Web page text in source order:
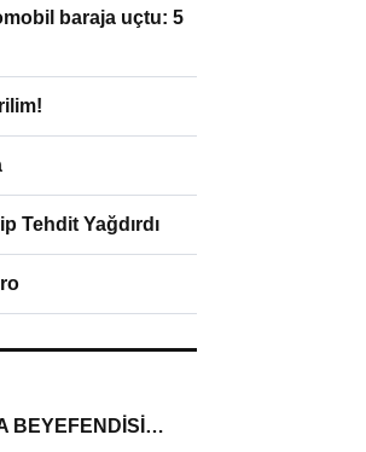
baraja uçtu: 5
Tehdit Yağdırdı
BEYEFENDİSİ…